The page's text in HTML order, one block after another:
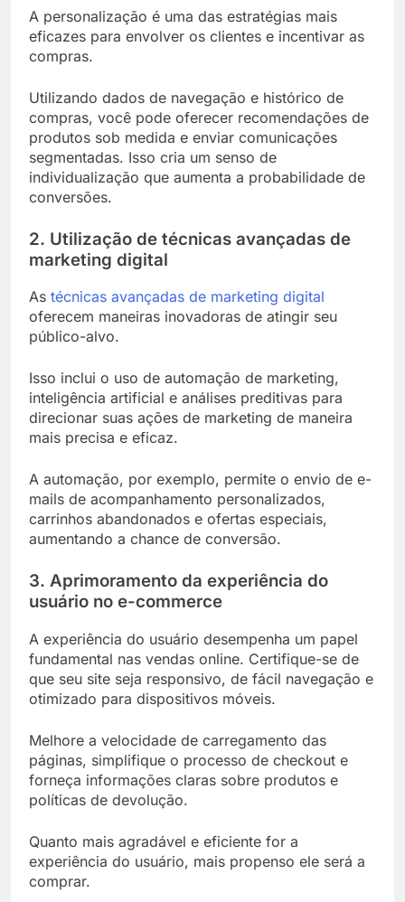
A personalização é uma das estratégias mais
eficazes para envolver os clientes e incentivar as
compras.
Utilizando dados de navegação e histórico de
compras, você pode oferecer recomendações de
produtos sob medida e enviar comunicações
segmentadas. Isso cria um senso de
individualização que aumenta a probabilidade de
conversões.
2. Utilização de técnicas avançadas de
marketing digital
As técnicas avançadas de marketing digital
oferecem maneiras inovadoras de atingir seu
público-alvo.
Isso inclui o uso de automação de marketing,
inteligência artificial e análises preditivas para
direcionar suas ações de marketing de maneira
mais precisa e eficaz.
A automação, por exemplo, permite o envio de e-
mails de acompanhamento personalizados,
carrinhos abandonados e ofertas especiais,
aumentando a chance de conversão.
3. Aprimoramento da experiência do
usuário no e-commerce
A experiência do usuário desempenha um papel
fundamental nas vendas online. Certifique-se de
que seu site seja responsivo, de fácil navegação e
otimizado para dispositivos móveis.
Melhore a velocidade de carregamento das
páginas, simplifique o processo de checkout e
forneça informações claras sobre produtos e
políticas de devolução.
Quanto mais agradável e eficiente for a
experiência do usuário, mais propenso ele será a
comprar.